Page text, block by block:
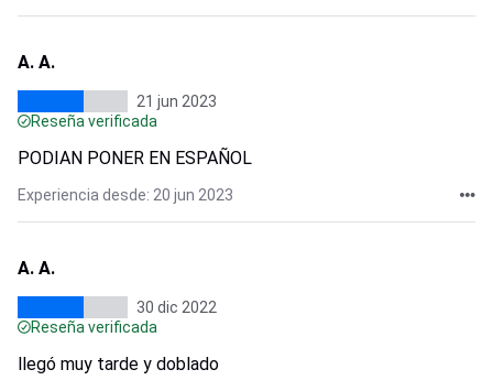
A. A.
21 jun 2023
Reseña verificada
PODIAN PONER EN ESPAÑOL
Experiencia desde: 20 jun 2023
A. A.
30 dic 2022
Reseña verificada
llegó muy tarde y doblado